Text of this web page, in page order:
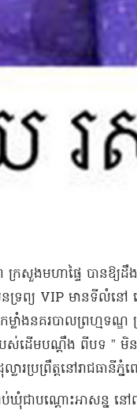
រសួងមហាផ្ទៃ បានឱ្យ
លនទ្រព្យ VIP មាន​ទីលំ
ាំង​នគរបាល​ព្រហ្មទណ្ឌ
ស់​ដើមបណ្ដឹង ពីបទ ” មិ
រ​ប្រព្រឹត្ត​នៅ​រាជធានី​ភ្នំ
ជា​បណ្ដោះអាសន្ន នៅ​ព